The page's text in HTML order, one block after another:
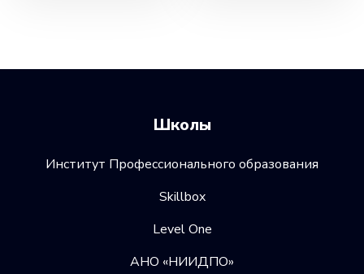
Школы
Институт Профессионального образования
Skillbox
Level One
АНО «НИИДПО»